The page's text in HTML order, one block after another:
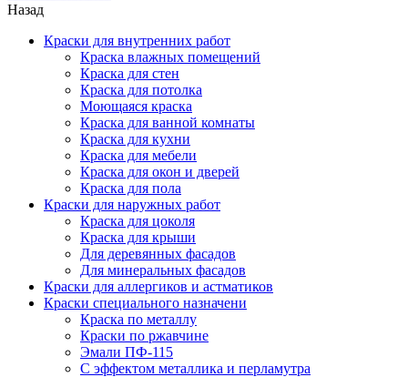
Назад
Краски для внутренних работ
Краска влажных помещений
Краска для стен
Краска для потолка
Моющаяся краска
Краска для ванной комнаты
Краска для кухни
Краска для мебели
Краска для окон и дверей
Краска для пола
Краски для наружных работ
Краска для цоколя
Краска для крыши
Для деревянных фасадов
Для минеральных фасадов
Краски для аллергиков и астматиков
Краски специального назначени
Краска по металлу
Краски по ржавчине
Эмали ПФ-115
С эффектом металлика и перламутра